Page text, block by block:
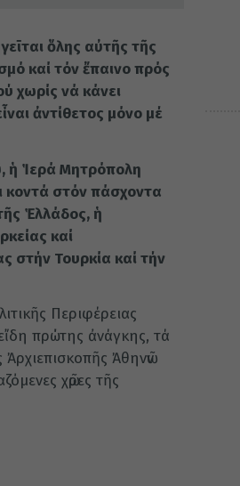
ὅλης αὐτῆς τῆς
καί τόν ἔπαινο πρός
χωρίς νά κάνει
ἀντίθετος μόνο μέ
ἡ Ἱερά Μητρόπολη
κοντά στόν πάσχοντα
Ἑλλάδος, ἡ
καί
στήν Τουρκία καί τήν
Περιφέρειας
πρώτης ἀνάγκης, τά
Ἀθηνῶν
χῶρες τῆς